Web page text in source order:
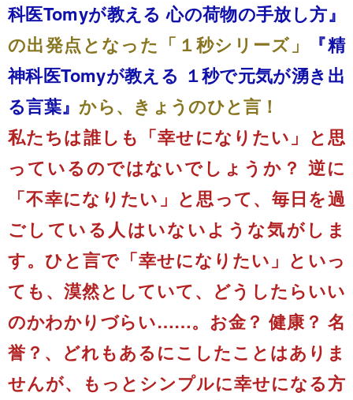
科医Tomyが教える 心の荷物の手放し方』
の出発点となった「１秒シリーズ」
『精
神科医Tomyが教える １秒で元気が湧き出
る言葉』 から、きょうのひと言！
私たちは誰しも「幸せになりたい」と思
っているのではないでしょうか？ 逆に
「不幸になりたい」と思って、毎日を過
ごしている人はいないような気がしま
す。ひと言で「幸せになりたい」といっ
ても、漠然としていて、どうしたらいい
のかわかりづらい……。お金？ 健康？ 名
誉？、どれもあるにこしたことはありま
せんが、もっとシンプルに幸せになる方